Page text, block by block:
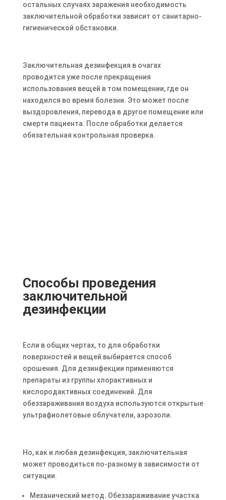
остальных случаях заражения необходимость
заключительной обработки зависит от санитарно-
гигиенической обстановки.
Заключительная дезинфекция в очагах
проводится уже после прекращения
использования вещей в том помещении, где он
находился во время болезни. Это может после
выздоровления, перевода в другое помещение или
смерти пациента. После обработки делается
обязательная контрольная проверка.
Способы проведения
заключительной
дезинфекции
Если в общих чертах, то для обработки
поверхностей и вещей выбирается способ
орошения. Для дезинфекции применяются
препараты из группы хлорактивных и
кислородактивных соединений. Для
обеззараживания воздуха используются открытые
ультрафиолетовые облучатели, аэрозоли.
Но, как и любая дезинфекция, заключительная
может проводиться по-разному в зависимости от
ситуации.
Механический метод. Обеззараживание участка